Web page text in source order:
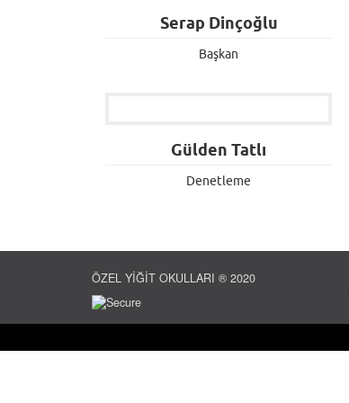
Serap Dinçoğlu
Başkan
Gülden Tatlı
Denetleme
ÖZEL YİĞİT OKULLARI ® 2020